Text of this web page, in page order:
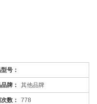
号：
牌： 其他品牌
数： 778